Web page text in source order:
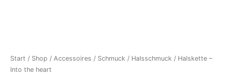
Start / Shop / Accessoires / Schmuck / Halsschmuck / Halskette –
Into the heart